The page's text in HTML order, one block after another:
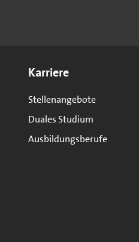
Karriere
Stellenangebote
Duales Studium
Ausbildungsberufe